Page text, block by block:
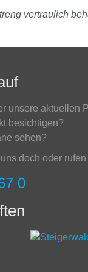
vertraulich
unsere aktuellen
besichtigen?
sehen?
doch oder
0